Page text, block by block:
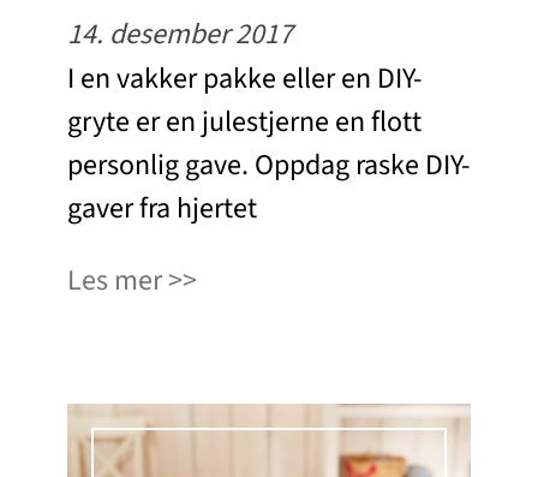
14. desember 2017
I en vakker pakke eller en DIY-
gryte er en julestjerne en flott
personlig gave. Oppdag raske DIY-
gaver fra hjertet
Les mer